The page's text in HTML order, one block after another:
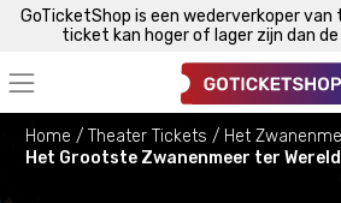
GoTicketShop is een wederverkoper van
ticket kan hoger of lager zijn dan
Home Theater Tickets
Het
Het Grootste Zwanenmeer ter